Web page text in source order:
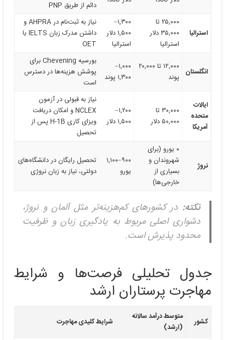
دائم از طریق PNP
استرالیا
۲۵,۰۰۰ تا
۳۵,۰۰۰ دلار
استرالیا
۱,۳۰۰–
۱,۵۰۰ دلار
استرالیا
نیاز به ثبت‌نام در AHPRA و
داشتن مدرک زبان IELTS یا
OET
انگلستان
۱۲,۰۰۰ تا ۲۰,۰۰۰
پوند
۱,۰۰۰–
۱,۳۰۰ پوند
بورسیه Chevening برای
پوشش هزینه‌ها در دسترس
است
ایالات
متحده
آمریکا
۳۰,۰۰۰ تا
۵۰,۰۰۰ دلار
۱,۲۰۰–
۱,۵۰۰ دلار
نیاز به قبولی در آزمون
NCLEX و امکان دریافت
ویزای کاری H-1B پس از
تحصیل
نروژ
۰ یورو (برای
شهروندان و
بسیاری از
خارجی‌ها)
۹۰۰–۱,۱۰۰
یورو
تحصیل رایگان در دانشگاه‌های
دولتی، نیاز به زبان نروژی
نکته: در کشورهای کم‌هزینه‌تر مثل آلمان و نروژ،
دشواری اصلی مربوط به یادگیری زبان و ظرفیت
محدود پذیرش است.
جدول تحلیلی فرصت‌ها و شرایط
مهاجرت پرستاران ارشد
کشور
متوسط درآمد سالانه
(ارشد)
شرایط کلیدی مهاجرت